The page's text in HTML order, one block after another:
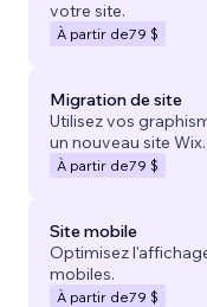
votre site.
À partir de79 $
Migration de site
Utilisez vos
un nouveau site Wix.
À partir de79 $
Site mobile
Optimisez
mobiles.
À partir de79 $